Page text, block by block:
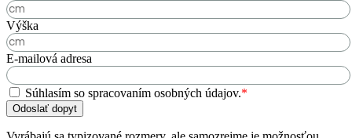
Výška
E-mailová adresa
Súhlasím so spracovaním osobných údajov.*
Odoslať dopyt